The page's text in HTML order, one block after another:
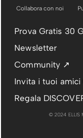
Collabora con noi
Prova Gratis 30
Newsletter
Community ↗
Invita i tuoi
Regala
© 2024 ELLIS